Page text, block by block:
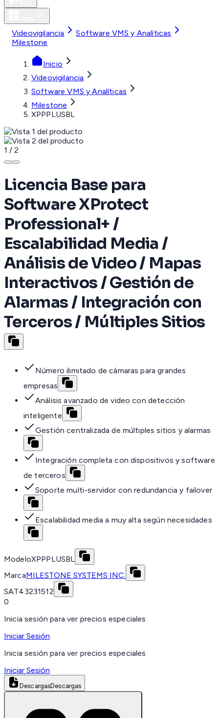
Videovigilancia
Software VMS y Analíticas
Milestone
Inicio
Videovigilancia
Software VMS y Analíticas
Milestone
XPPPLUSBL
1 / 2
Licencia Base para
Software XProtect
Professional+ /
Escalabilidad Media /
Análisis de Video / Mapas
Interactivos / Gestión de
Alarmas / Integración con
Terceros / Múltiples Sitios
Número ilimitado de cámaras para grandes
empresas
Análisis avanzado de video con detección
inteligente
Gestión centralizada de múltiples sitios y alarmas
Integración completa con dispositivos y software
de terceros
Soporte multi-servidor con redundancia y failover
Escalabilidad media a muy alta según necesidades
ModeloXPPPLUSBL
MarcaMILESTONE SYSTEMS INC.
SAT43231512
0
Inicia sesión para ver precios especiales
Iniciar Sesión
Inicia sesión para ver precios especiales
Iniciar Sesión
DescargasDescargas